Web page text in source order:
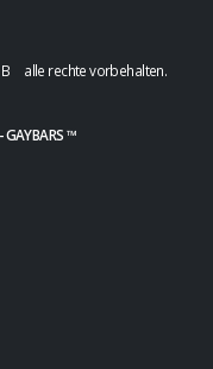
B alle rechte vorbehalten.
GAYBARS ™